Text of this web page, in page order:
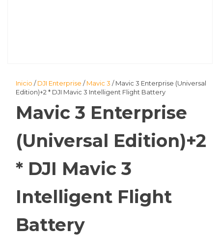
Inicio /DJI Enterprise /Mavic 3 / Mavic 3 Enterprise (Universal
Edition)+2 * DJI Mavic 3 Intelligent Flight Battery
Mavic 3 Enterprise
(Universal Edition)+2
* DJI Mavic 3
Intelligent Flight
Battery